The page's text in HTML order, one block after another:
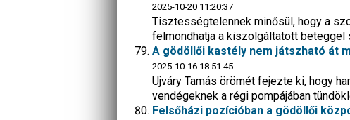
2025-10-20 11:20:37
Tisztességtelennek minősül, hogy a
felmondhatja a kiszolgáltatott beteggel
A gödöllői kastély nem játszható át
2025-10-16 18:51:45
Ujváry Tamás örömét fejezte ki, hogy
vendégeknek a régi pompájában
Felsőházi pozícióban a gödöllői